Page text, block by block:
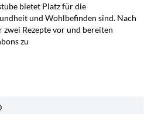
bietet Platz für die
und Wohlbefinden sind. Nach
Rezepte vor und bereiten
zu